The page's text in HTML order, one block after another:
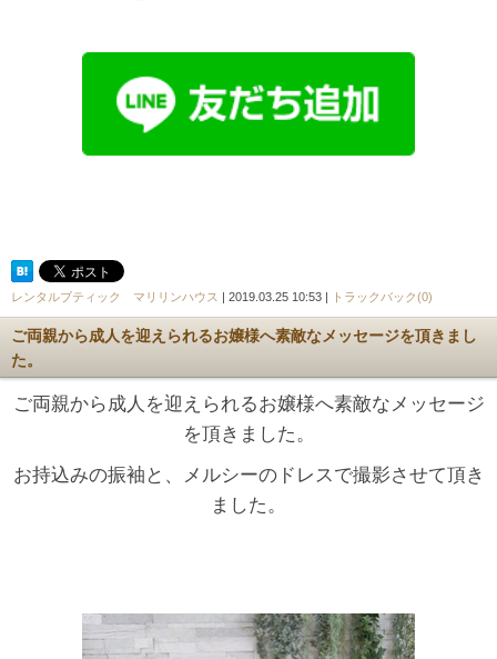
レンタルブティック マリリンハウス | 2019.03.25 10:53 | トラックバック(0)
ご両親から成人を迎えられるお嬢様へ素敵なメッセージを頂きまし
た。
ご両親から成人を迎えられるお嬢様へ素敵なメッセージ
を頂きました。
お持込みの振袖と、メルシーのドレスで撮影させて頂き
ました。